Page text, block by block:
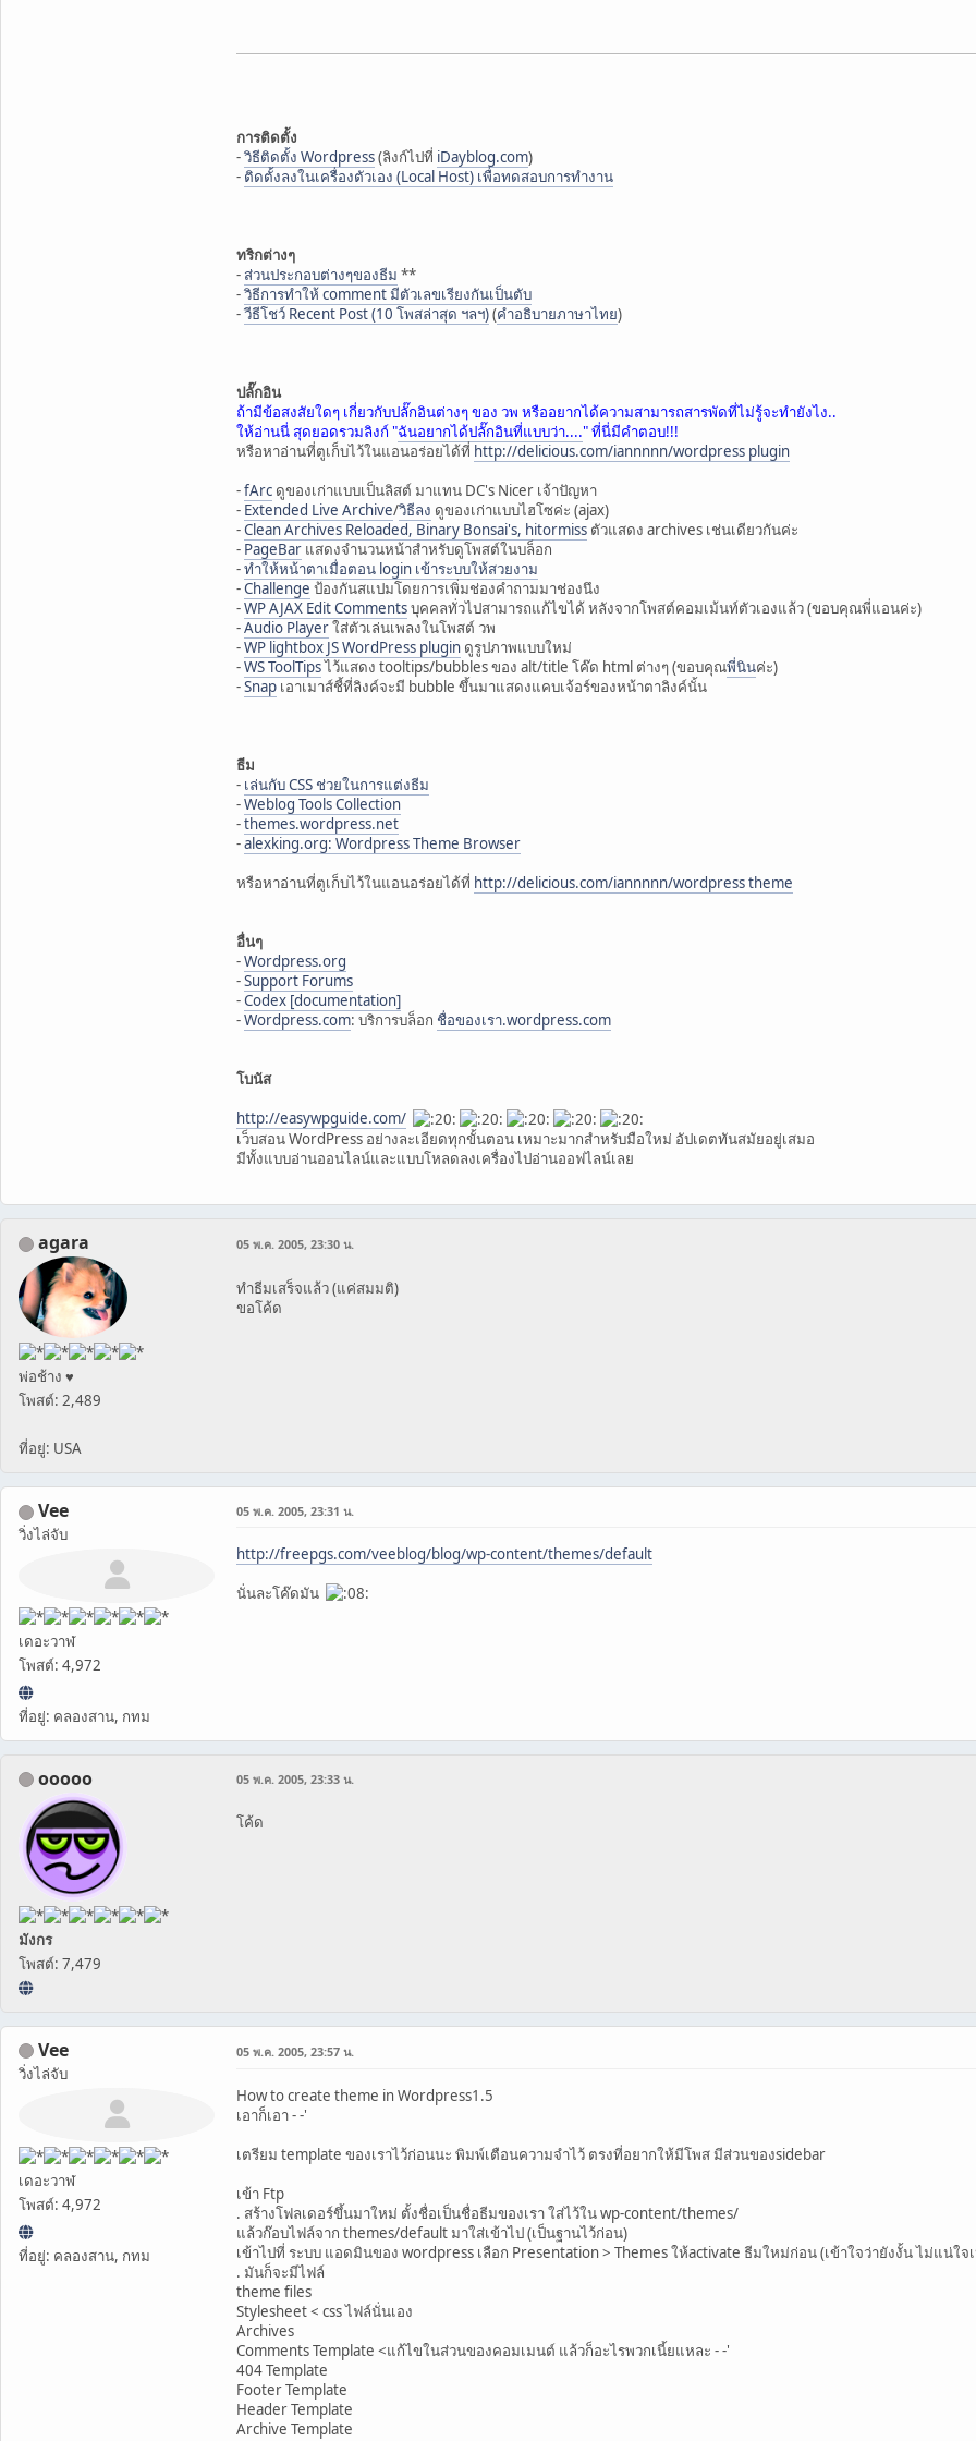
การติดตั้ง
-วิธีติดตั้ง Wordpress(ลิงก์ไปที่ iDayblog.com)
- ติดตั้งลงในเครื่องตัวเอง (Local Host) เพื่อทดสอบการทำงาน
ทริกต่างๆ
- ส่วนประกอบต่างๆของธีม **
-วิธีการทำให้ comment มีตัวเลขเรียงกันเป็นตับ
-วีธีโชว์ Recent Post (10 โพสล่าสุด ฯลฯ)(คำอธิบายภาษาไทย)
ปลั๊กอิน
ถ้ามีข้อสงสัยใดๆ เกี่ยวกับปลั๊กอินต่างๆ ของ วพ หรืออยากได้ความสามารถสารพัดที่ไม่รู้จะทำยังไง..
ให้อ่านนี่ สุดยอดรวมลิงก์ "ฉันอยากได้ปลั๊กอินที่แบบว่า...." ที่นี่มีคำตอบ!!!
หรือหาอ่านที่ตูเก็บไว้ในแอนอร่อยได้ที่ http://delicious.com/iannnnn/wordpress plugin
-fArc ดูของเก่าแบบเป็นลิสต์ มาแทน DC's Nicer เจ้าปัญหา
- Extended Live Archive/วิธีลง ดูของเก่าแบบไฮโซค่ะ (ajax)
-Clean Archives Reloaded, Binary Bonsai's, hitormiss ตัวแสดง archives เช่นเดียวกันค่ะ
- PageBar แสดงจำนวนหน้าสำหรับดูโพสต์ในบล็อก
-ทำให้หน้าตาเมื่อตอน login เข้าระบบให้สวยงาม
-Challenge ป้องกันสแปมโดยการเพิ่มช่องคำถามมาช่องนึง
-WP AJAX Edit Commentsบุคคลทั่วไปสามารถแก้ไขได้ หลังจากโพสต์คอมเม้นท์ตัวเองแล้ว (ขอบคุณพี่แอนค่ะ)
-Audio Playerใส่ตัวเล่นเพลงในโพสต์ วพ
-WP lightbox JS WordPress plugin ดูรูปภาพแบบใหม่
-WS ToolTipsไว้แสดง tooltips/bubbles ของ alt/title โค๊ด html ต่างๆ (ขอบคุณพี่นินค่ะ)
-Snap เอาเมาส์ชี้ที่ลิงค์จะมี bubble ขึ้นมาแสดงแคบเจ้อร์ของหน้าตาลิงค์นั้น
ธีม
- เล่นกับ CSS ช่วยในการแต่งธีม
-Weblog Tools Collection
-themes.wordpress.net
-alexking.org: Wordpress Theme Browser
หรือหาอ่านที่ตูเก็บไว้ในแอนอร่อยได้ที่ http://delicious.com/iannnnn/wordpress theme
อื่นๆ
-Wordpress.org
-Support Forums
-Codex [documentation]
-Wordpress.com: บริการบล็อก ชื่อของเรา.wordpress.com
โบนัส
http://easywpguide.com/
เว็บสอน WordPress อย่างละเอียดทุกขั้นตอน เหมาะมากสำหรับมือใหม่ อัปเดตทันสมัยอยู่เสมอ
มีทั้งแบบอ่านออนไลน์และแบบโหลดลงเครื่องไปอ่านออฟไลน์เลย
agara
พ่อช้าง ♥
โพสต์: 2,489
ที่อยู่: USA
05 พ.ค. 2005, 23:30 น.
ทำธีมเสร็จแล้ว (แค่สมมติ)
ขอโค้ด
Vee
วิ่งไล่จับ
เดอะวาฬ
โพสต์: 4,972
ที่อยู่: คลองสาน, กทม
05 พ.ค. 2005, 23:31 น.
http://freepgs.com/veeblog/blog/wp-content/themes/default
นั่นละโค๊ดมัน
ooooo
มังกร
โพสต์: 7,479
05 พ.ค. 2005, 23:33 น.
โค้ด
Vee
วิ่งไล่จับ
เดอะวาฬ
โพสต์: 4,972
ที่อยู่: คลองสาน, กทม
05 พ.ค. 2005, 23:57 น.
How to create theme in Wordpress1.5
เอาก็เอา - -'
เตรียม template ของเราไว้ก่อนนะ พิมพ์เตือนความจำไว้ ตรงที่อยากให้มีโพส มีส่วนของsidebar
เข้า Ftp
. สร้างโฟลเดอร์ขึ้นมาใหม่ ตั้งชื่อเป็นชื่อธีมของเรา ใส่ไว้ใน wp-content/themes/
แล้วก๊อบไฟล์จาก themes/default มาใส่เข้าไป (เป็นฐานไว้ก่อน)
เข้าไปที่ ระบบ แอดมินของ wordpress เลือก Presentation > Themes ให้activate ธีมใหม่ก่อน (เข้าใจว่ายังงั้น ไม่แน่ใ
. มันก็จะมีไฟล์
theme files
Stylesheet < css ไฟล์นั่นเอง
Archives
Comments Template <แก้ไขในส่วนของคอมเมนต์ แล้วก็อะไรพวกเนี้ยแหละ - -'
404 Template
Footer Template
Header Template
Archive Template